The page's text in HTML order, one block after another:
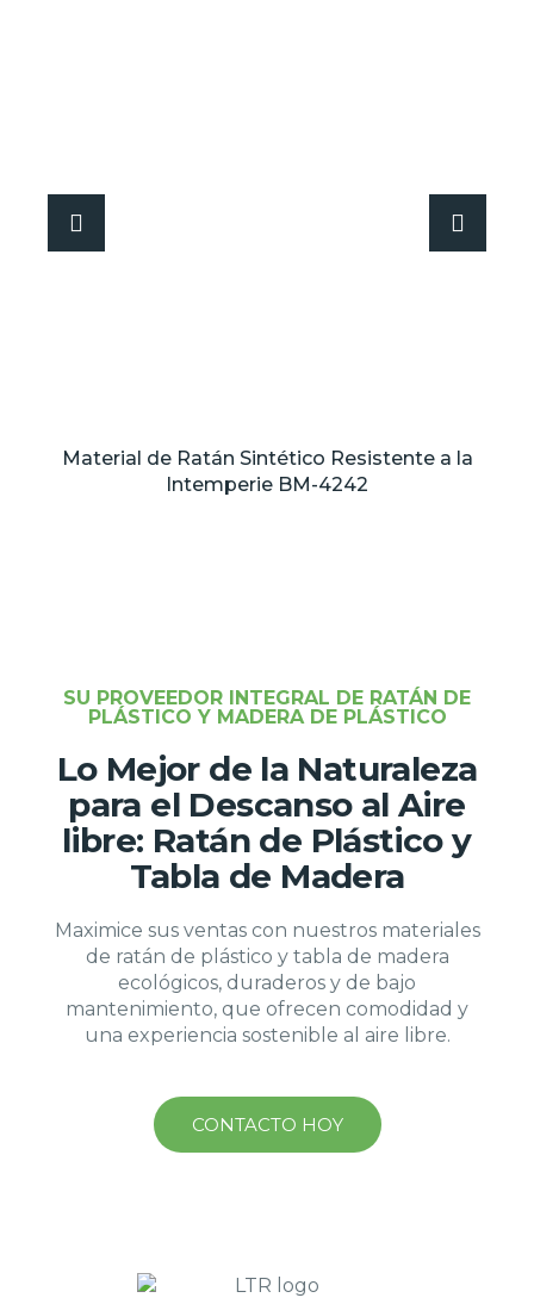
Material de Ratán Sintético Resistente a la
Intemperie BM-4242
SU PROVEEDOR INTEGRAL DE RATÁN DE
PLÁSTICO Y MADERA DE PLÁSTICO
Lo Mejor de la Naturaleza
para el Descanso al Aire
libre: Ratán de Plástico y
Tabla de Madera
Maximice sus ventas con nuestros materiales
de ratán de plástico y tabla de madera
ecológicos, duraderos y de bajo
mantenimiento, que ofrecen comodidad y
una experiencia sostenible al aire libre.
CONTACTO HOY